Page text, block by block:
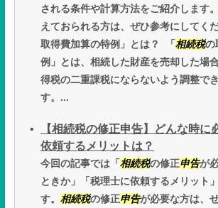
される条件や計算方法をご紹介します。
えておられる方は、ぜひ参考にしてく
取得費加算の特例」とは？ 「 相続税の
例」とは、相続した財産を売却した場合
得税の二重課税にならないよう調整で
す。...
【相続税の修正申告】どんな時に
依頼するメリットは？
今回の記事では「 相続税の修正申告が
ときか」「税理士に依頼するメリット
す。 相続税の修正申告が必要な方は、